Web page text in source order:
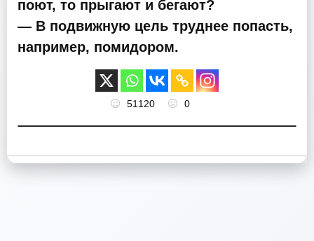
поют, то прыгают и бегают?
— В подвижную цель труднее попасть,
например, помидором.
51120 0